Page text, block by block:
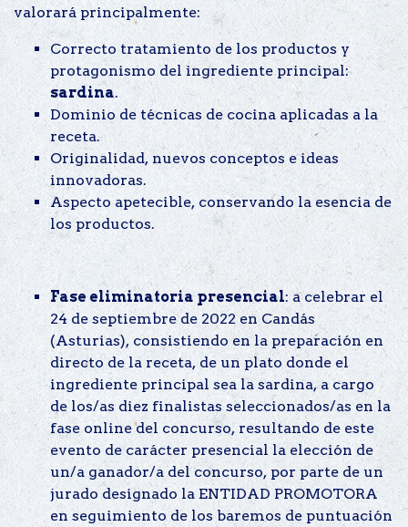
valorará principalmente:
Correcto tratamiento de los productos y
protagonismo del ingrediente principal:
sardina.
Dominio de técnicas de cocina aplicadas a la
receta.
Originalidad, nuevos conceptos e ideas
innovadoras.
Aspecto apetecible, conservando la esencia de
los productos.
Fase eliminatoria presencial: a celebrar el
24 de septiembre de 2022 en Candás
(Asturias), consistiendo en la preparación en
directo de la receta, de un plato donde el
ingrediente principal sea la sardina, a cargo
de los/as diez finalistas seleccionados/as en la
fase online del concurso, resultando de este
evento de carácter presencial la elección de
un/a ganador/a del concurso, por parte de un
jurado designado la ENTIDAD PROMOTORA
en seguimiento de los baremos de puntuación